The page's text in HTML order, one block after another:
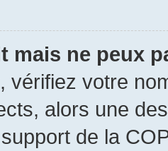
mais ne peux
vérifiez votre
alors une
de la